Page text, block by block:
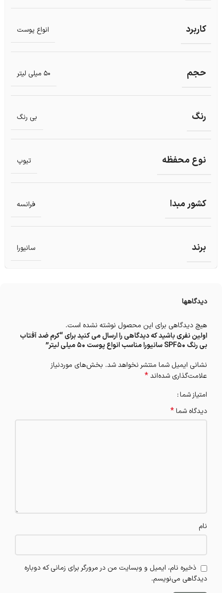
کاربرد انواع پوست
حجم 50 میلی لیتر
رنگ بی رنگ
نوع محفظه تیوپ
کشور مبدا فرانسه
برند سانیورا
دیدگاهها
هیچ دیدگاهی برای این محصول نوشته نشده است.
اولین نفری باشید که دیدگاهی را ارسال می کنید برای “کرم ضد آفتاب
بی رنگ SPF50 سانیورا مناسب انواع پوست 50 میلی لیتر”
نشانی ایمیل شما منتشر نخواهد شد. بخش‌های موردنیاز
علامت‌گذاری شده‌اند*
امتیاز شما
دیدگاه شما*
نام
ذخیره نام، ایمیل و وبسایت من در مرورگر برای زمانی که دوباره
دیدگاهی می‌نویسم.